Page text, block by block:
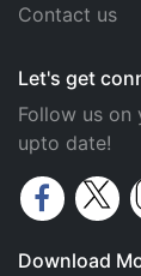
Contact us
Let's get
Follow us
upto date!
Download